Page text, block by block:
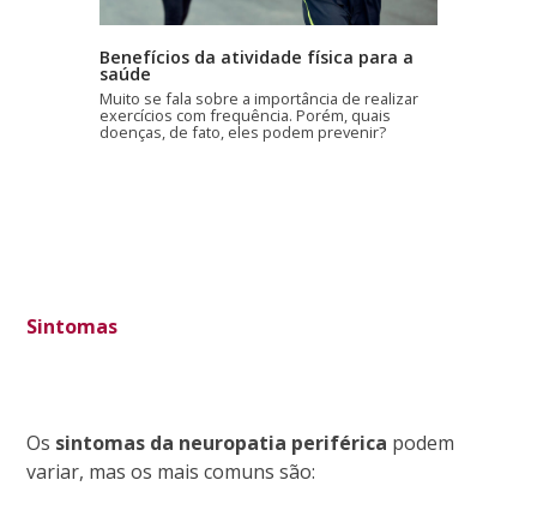
Benefícios da atividade física para a
saúde
Muito se fala sobre a importância de realizar
exercícios com frequência. Porém, quais
doenças, de fato, eles podem prevenir?
Sintomas
Os sintomas da neuropatia periférica podem
variar, mas os mais comuns são: